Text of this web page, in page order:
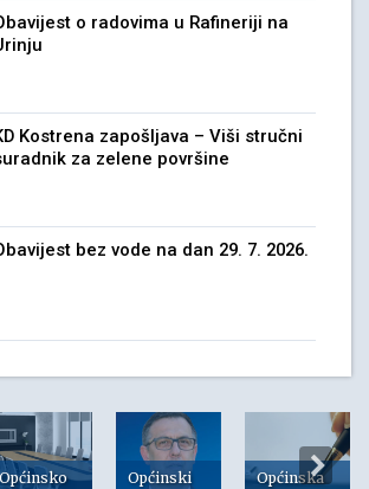
o radovima u Rafineriji na
Kostrena zapošljava – Viši stručni
za zelene površine
bez vode na dan 29. 7. 2026.
Općinsko
Općinski
Općinska